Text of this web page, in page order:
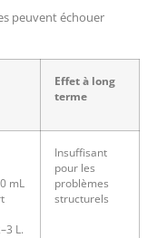
peuvent échouer
Effet à long
terme
mL
L.
Insuffisant
pour les
problèmes
structurels